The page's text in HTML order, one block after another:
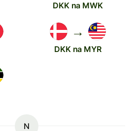
DKK na MWK
→
DKK na MYR
N